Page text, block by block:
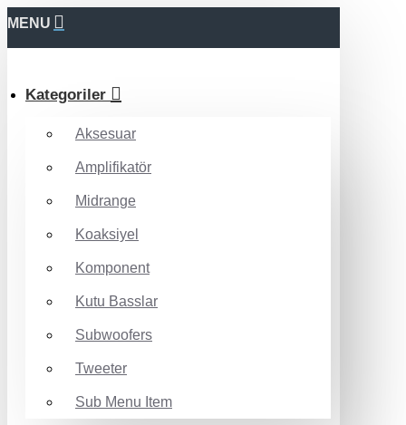
MENU
Kategoriler
Aksesuar
Amplifikatör
Midrange
Koaksiyel
Komponent
Kutu Basslar
Subwoofers
Tweeter
Sub Menu Item